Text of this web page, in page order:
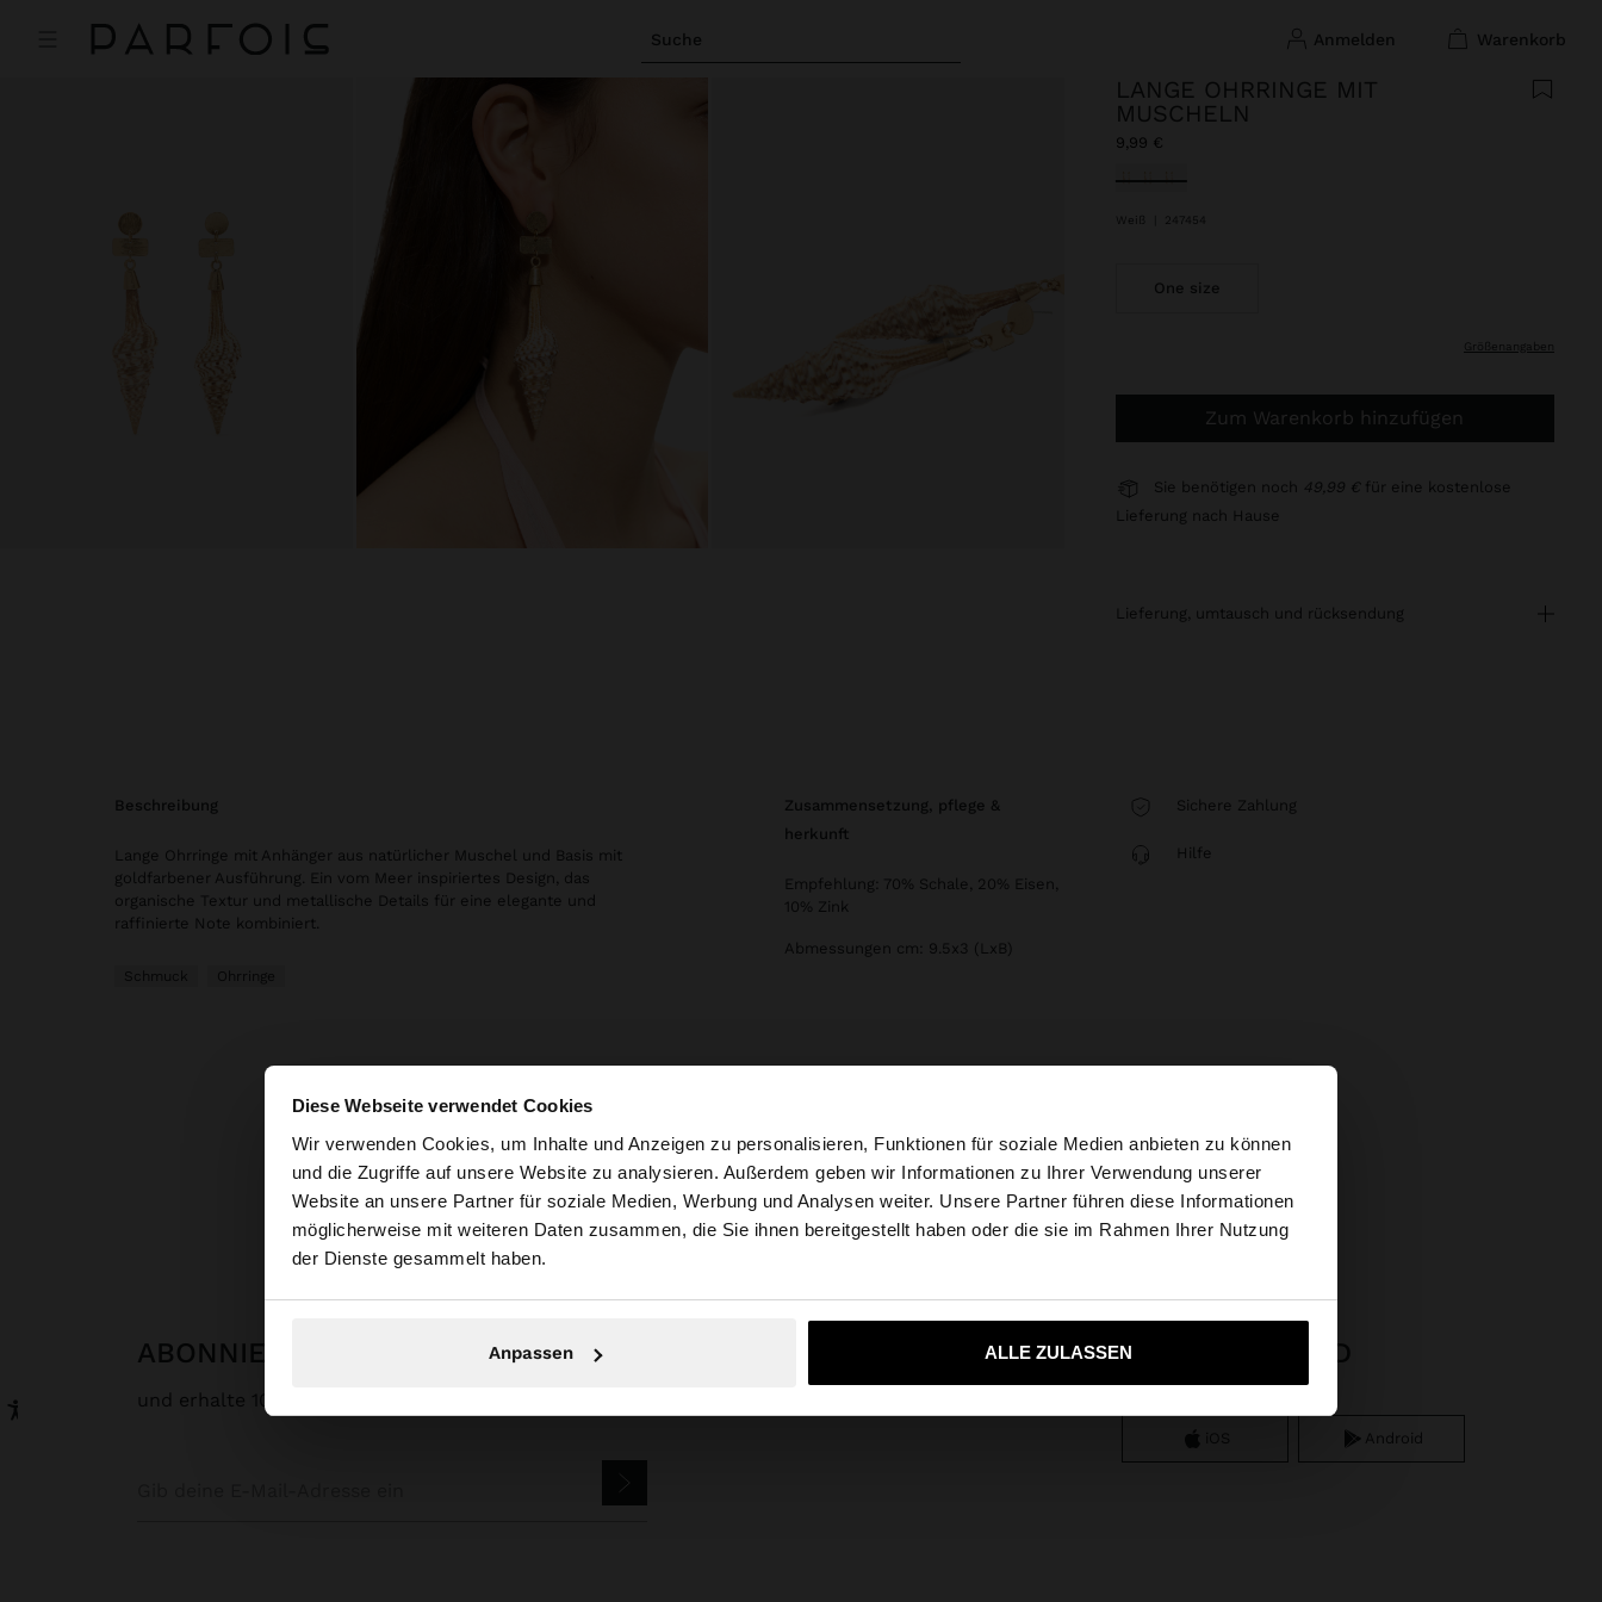
Diese Webseite verwendet Cookies
Wir verwenden Cookies, um Inhalte und Anzeigen zu personalisieren, Funktionen für soziale Medien anbieten zu können
und die Zugriffe auf unsere Website zu analysieren. Außerdem geben wir Informationen zu Ihrer Verwendung unserer
Website an unsere Partner für soziale Medien, Werbung und Analysen weiter. Unsere Partner führen diese Informationen
möglicherweise mit weiteren Daten zusammen, die Sie ihnen bereitgestellt haben oder die sie im Rahmen Ihrer Nutzung
der Dienste gesammelt haben.
Anpassen ALLE ZULASSEN
Suche anmelden warenkorb
hallo ×
Sie greifen von Deutschland auf die Website zu. Möchten Sie unsere United States Website
durchsuchen?
Nein, bleiben Sie bei Deutschland Ja, bringen Sie mich zu United States
LANGE OHRRINGE MIT
MUSCHELN
9,99 €
ausgewählt
Weiß 247454
One size
größenangaben
Zum Warenkorb hinzufügen
Sie benötigen noch 49,99 €
für eine kostenlose
Lieferung nach Hause
lieferung, umtausch und rücksendung
beschreibung
Lange Ohrringe mit Anhänger aus natürlicher Muschel und Basis mit
goldfarbener Ausführung. Ein vom Meer inspiriertes Design, das
organische Textur und metallische Details für eine elegante und
raffinierte Note kombiniert.
Schmuck Ohrringe
zusammensetzung, pflege &
herkunft
Empfehlung: 70% Schale, 20% Eisen,
10% Zink
Abmessungen cm: 9.5x3 (LxB)
Sichere Zahlung
Hilfe
Parfois Schmuck Ohrringe lange ohrringe mit muscheln
ABONNIERE UNSEREN NEWSLETTER
und erhalte 10% rabatt
APP DOWNLOAD
Android